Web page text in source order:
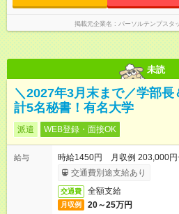
掲載元企業名 パーソルテンプスタ
未読
＼2027年3月末まで／学部
計5名秘書！有名大学
派遣 WEB登録・面接OK
給与
時給1450円 月収例 203,000円
交通費別途支給あり
交通費 全額支給
月収例 20～25万円